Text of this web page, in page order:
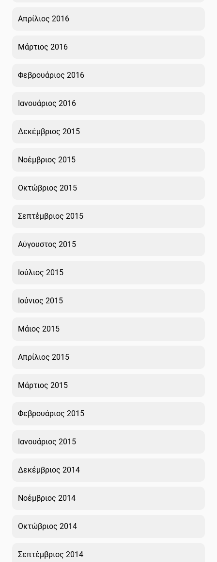
Απρίλιος 2016
Μάρτιος 2016
Φεβρουάριος 2016
Ιανουάριος 2016
Δεκέμβριος 2015
Νοέμβριος 2015
Οκτώβριος 2015
Σεπτέμβριος 2015
Αύγουστος 2015
Ιούλιος 2015
Ιούνιος 2015
Μάιος 2015
Απρίλιος 2015
Μάρτιος 2015
Φεβρουάριος 2015
Ιανουάριος 2015
Δεκέμβριος 2014
Νοέμβριος 2014
Οκτώβριος 2014
Σεπτέμβριος 2014